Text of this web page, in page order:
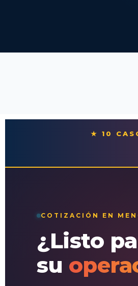
★ 10
COTIZACIÓN EN
¿Listo
su